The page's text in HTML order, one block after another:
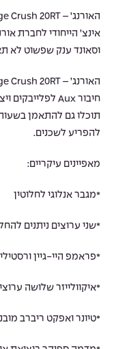
וסאונד ענק שפשוט לא
תוכלו גם להתאמן
להפריע לשכנים.
מאפיינים עיקריים:
*מגבר אנלוגי לחלוטין
*שני ערוצים ניתנים
*פראמפ היי-גיין ורסטילי
*איקוולייזר שלושה
*טיונר ואפקט ריברב